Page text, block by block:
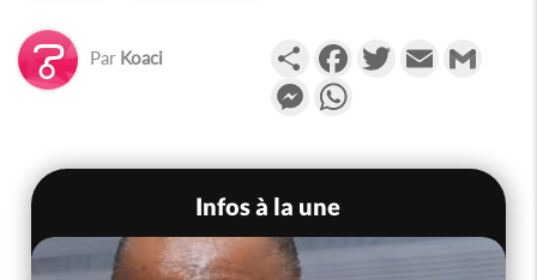
Par Koaci PartagerFacebookTwitterEmail
Messenger
Infos à la une